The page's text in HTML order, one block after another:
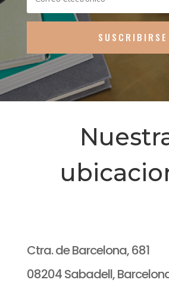
SUSCRIBIRSE
Ctra. de Barcelona, 681
08204 Sabadell,